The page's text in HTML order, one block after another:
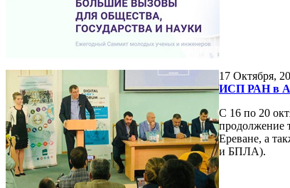
17 Октября,
ИСП РАН в
С 16 по 20
продолжение
Ереване, а
и БПЛА).